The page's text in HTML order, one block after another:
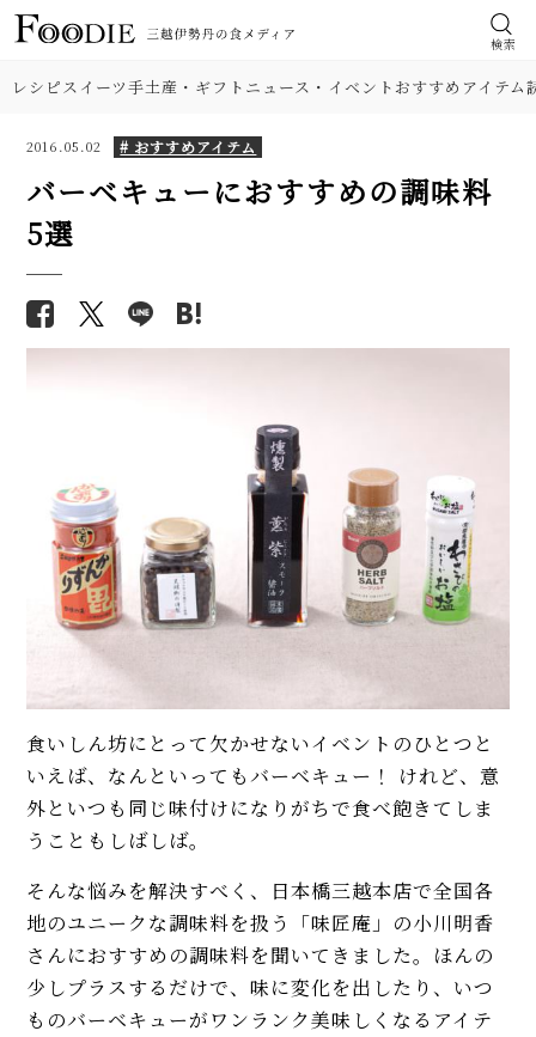
検索
レシピスイーツ手土産・ギフト ニュース・イベントおすすめアイテム
2016.05.02 # おすすめアイテム
バーベキューにおすすめの調味料
5選
食いしん坊にとって欠かせないイベントのひとつと
いえば、なんといってもバーベキュー！ けれど、意
外といつも同じ味付けになりがちで食べ飽きてしま
うこともしばしば。
そんな悩みを解決すべく、日本橋三越本店で全国各
地のユニークな調味料を扱う「味匠庵」の小川明香
さんにおすすめの調味料を聞いてきました。ほんの
少しプラスするだけで、味に変化を出したり、いつ
ものバーベキューがワンランク美味しくなるアイテ